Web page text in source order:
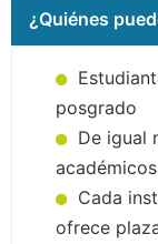
¿Quiénes
posgrado
De igual
Cada
ofrece